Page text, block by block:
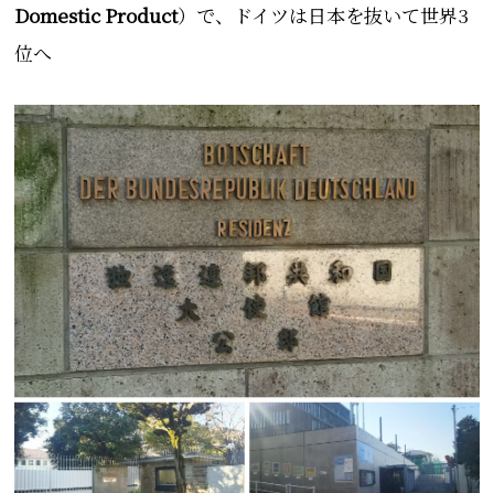
Domestic Product）で、ドイツは日本を抜いて世界3
位へ